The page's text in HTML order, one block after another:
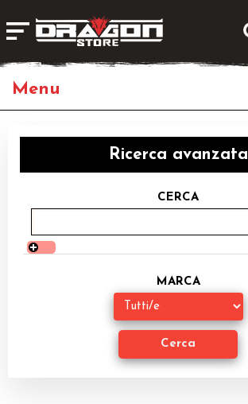
Giochi di Ruolo
Librigame
Editoria
Giochi di Carte Collezionabili
Ricerca avanzata
CERCA
MARCA